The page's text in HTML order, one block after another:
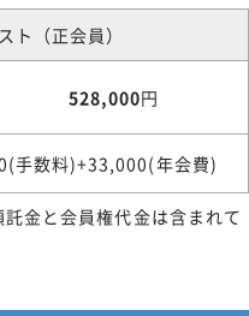
ト（正会員）
528,000円
手数料)+33,000(年会費)
金と会員権代金は含まれて